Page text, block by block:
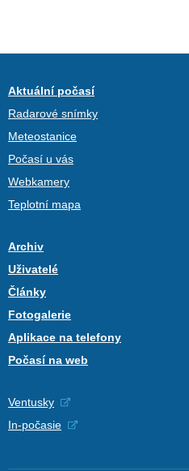
Aktuální počasí
Radarové snímky
Meteostanice
Počasí u vás
Webkamery
Teplotní mapa
Archiv
Uživatelé
Články
Fotogalerie
Aplikace na telefony
Počasí na web
Ventusky
In-počasie